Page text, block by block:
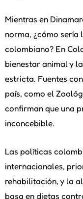
Mientras en
norma, ¿cómo sería
colombiano? En
bienestar animal y
estricta. Fuentes
país, como el
confirman que una
inconcebible.
Las políticas
internacionales,
rehabilitación, y la
basa en dietas